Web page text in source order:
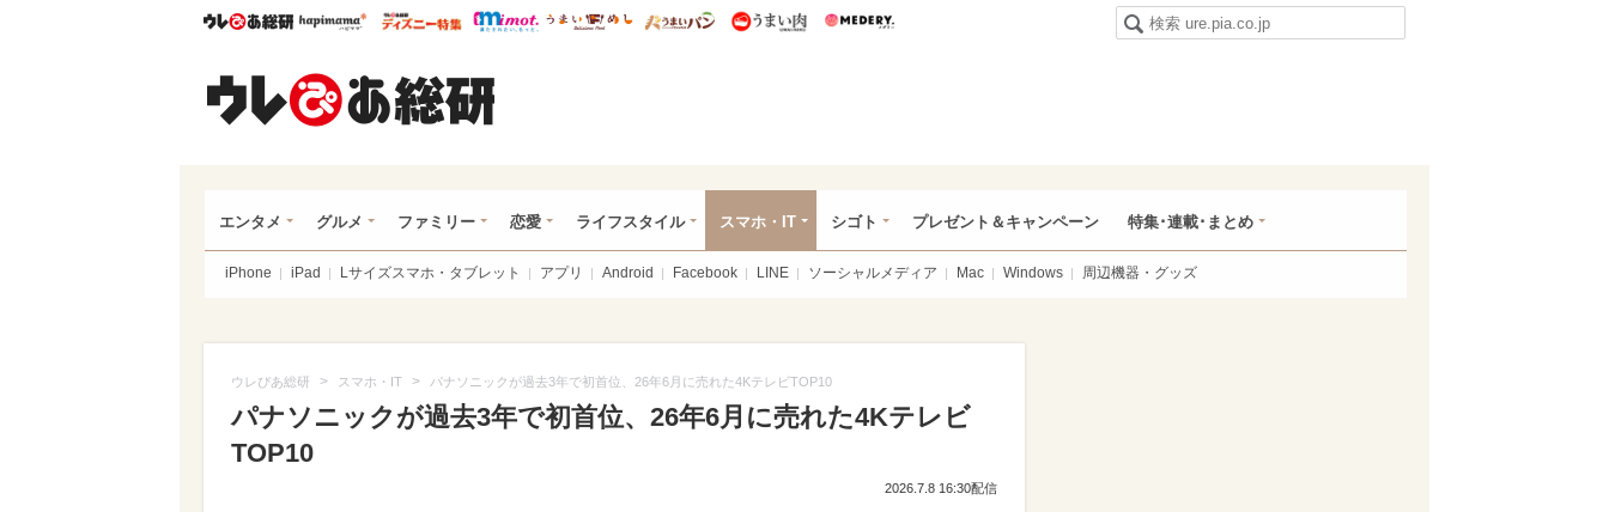
ウレぴあ総研ハピママ* ウレぴあ総研 ディズニー特集
mimot. うまいめし うまいパン うまい肉
エンタメ グルメ ファミリー 恋愛 ライフスタイル スマホ・IT シゴト プレゼント＆キャンペーン 特集･連載･まとめ
iPhone iPad Lサイズスマホ・タブレット アプリ Android Facebook LINE ソーシャルメディア Mac Windows 周辺機器・グッズ
ウレぴあ総研 > スマホ・IT > パナソニックが過去3年で初首位、26年6月に売れた4KテレビTOP10
パナソニックが過去3年で初首位、26年6月に売れた4Kテレビ
TOP10
2026.7.8 16:30配信